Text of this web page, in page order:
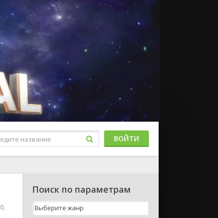
ВОЙТИ
Поиск по параметрам